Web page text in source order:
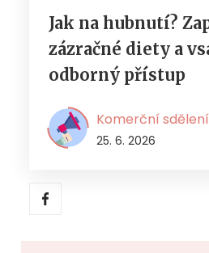
Jak na hubnutí?
zázračné diety a
odborný přístup
Komerční sdělení
25. 6. 2026